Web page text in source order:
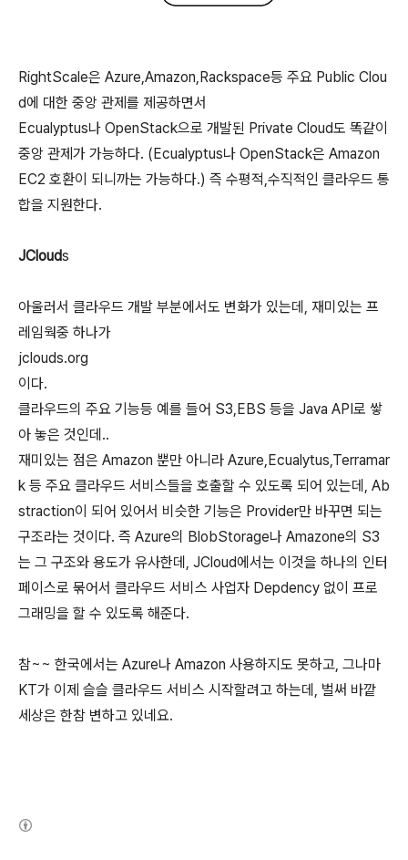
RightScale은 Azure,Amazon,Rackspace등 주요 Public Clou
d에 대한 중앙 관제를 제공하면서
Ecualyptus나 OpenStack으로 개발된 Private Cloud도 똑같이
중앙 관제가 가능하다. (Ecualyptus나 OpenStack은 Amazon
EC2 호환이 되니까는 가능하다.) 즉 수평적,수직적인 클라우드 통
합을 지원한다.
JClouds
아울러서 클라우드 개발 부분에서도 변화가 있는데, 재미있는 프
레임웍중 하나가
jclouds.org
이다.
클라우드의 주요 기능등 예를 들어 S3,EBS 등을 Java API로 쌓
아 놓은 것인데..
재미있는 점은 Amazon 뿐만 아니라 Azure,Ecualytus,Terramar
k 등 주요 클라우드 서비스들을 호출할 수 있도록 되어 있는데, Ab
straction이 되어 있어서 비슷한 기능은 Provider만 바꾸면 되는
구조라는 것이다. 즉 Azure의 BlobStorage나 Amazone의 S3
는 그 구조와 용도가 유사한데, JCloud에서는 이것을 하나의 인터
페이스로 묶어서 클라우드 서비스 사업자 Depdency 없이 프로
그래밍을 할 수 있도록 해준다.
참~~ 한국에서는 Azure나 Amazon 사용하지도 못하고, 그나마
KT가 이제 슬슬 클라우드 서비스 시작할려고 하는데, 벌써 바깥
세상은 한참 변하고 있네요.